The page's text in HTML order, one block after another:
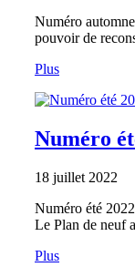
Numéro
pouvoir de
Plus
Numéro
18 juillet 2022
Numéro été
Le Plan de neuf
Plus